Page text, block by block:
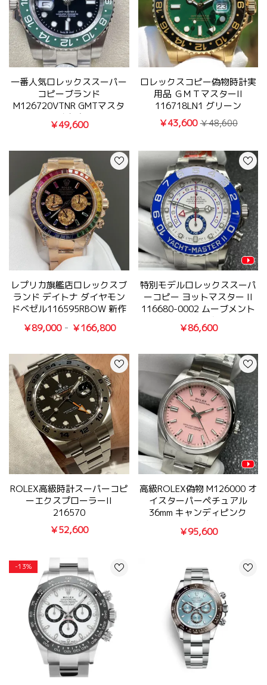
一番人気ロレックススーパー
コピーブランド
M126720VTNR GMTマスタ
ー II 希少腕時計
￥49,600
ロレックスコピー偽物時計実
用品 ＧＭＴマスターII
116718LN1 グリーン
￥43,600 ￥48,600
レプリカ旗艦店ロレックスブ
ランド デイトナ ダイヤモン
ドベゼル116595RBOW 新作
限定
￥89,000- ￥166,800
特別モデルロレックススーパ
ーコピー ヨットマスター II
116680-0002 ムーブメント
4161 [KF製]
￥86,600
ROLEX高級時計スーパーコピ
ーエクスプローラーII
216570
￥52,600
高級ROLEX偽物 M126000 オ
イスターパーペチュアル
36mm キャンディピンク
3230ムーブメント
【CLEAN】
￥95,600
-13%